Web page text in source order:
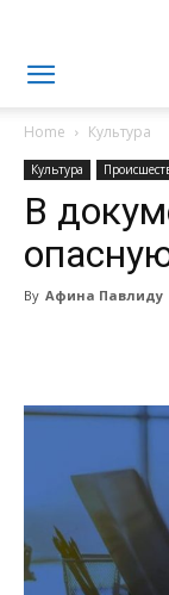
Home Культура
Культура
В
By Афина Павлиду